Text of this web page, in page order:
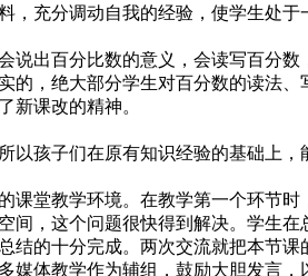
充分调动自我的经验，使学生处于
出百分比数的意义，会读写百分数
，绝大部分学生对百分数的读法
新课改的精神。
孩子们在原有知识经验的基础上
堂教学环境。在教学第一个环节
间，这个问题很快得到解决。学生
的十分完成。两次交流就把本节
体教学作为辅组，鼓励大胆发言，